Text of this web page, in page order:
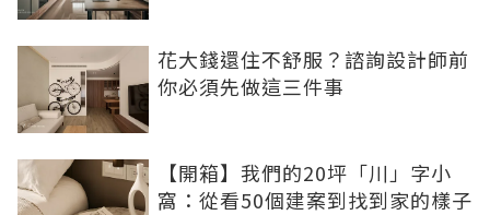
花大錢還住不舒服？諮詢設計師前
你必須先做這三件事
【開箱】我們的20坪「川」字小
窩：從看50個建案到找到家的樣子